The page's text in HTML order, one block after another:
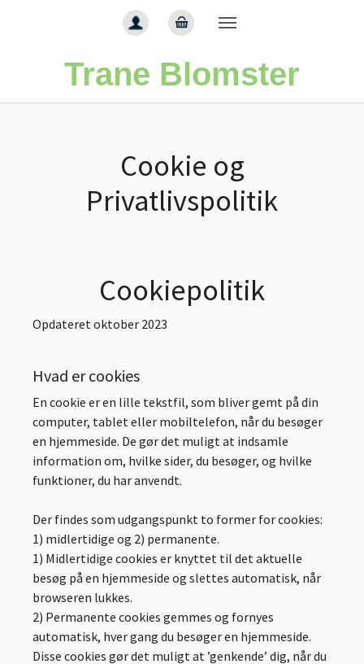
Trane Blomster
Cookie og
Privatlivspolitik
Cookiepolitik
Opdateret oktober 2023
Hvad er cookies
En cookie er en lille tekstfil, som bliver gemt på din
computer, tablet eller mobiltelefon, når du besøger
en hjemmeside. De gør det muligt at indsamle
information om, hvilke sider, du besøger, og hvilke
funktioner, du har anvendt.
Der findes som udgangspunkt to former for cookies:
1) midlertidige og 2) permanente.
1) Midlertidige cookies er knyttet til det aktuelle
besøg på en hjemmeside og slettes automatisk, når
browseren lukkes.
2) Permanente cookies gemmes og fornyes
automatisk, hver gang du besøger en hjemmeside.
Disse cookies gør det muligt at ’genkende’ dig, når du